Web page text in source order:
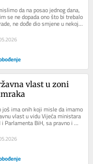
da na posao jednog dana,
se ne dopada ono što bi trebalo
ne dođe dio smjene u nekoj
ili rudniku, tvrdoglavo...
vlast u zoni
još ima onih koji misle da imamo
vlast u vidu Vijeća ministara
i Parlamenta BiH, sa pravno i
propisanim funkcijama i...